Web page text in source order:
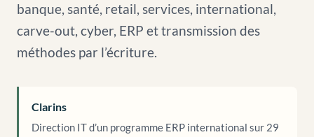
banque, santé, retail, services, international,
carve-out, cyber, ERP et transmission des
méthodes par l’écriture.
Clarins
Direction IT d’un programme ERP international sur 29